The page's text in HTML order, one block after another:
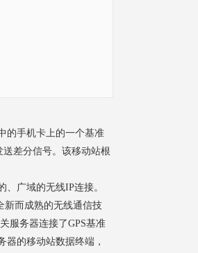
的手机卡上的一个基准
差分信号。该移动站根
、广域的无线IP连接。
新而成熟的无线通信技
服务器连接了GPS基准
器的移动站数据终端，